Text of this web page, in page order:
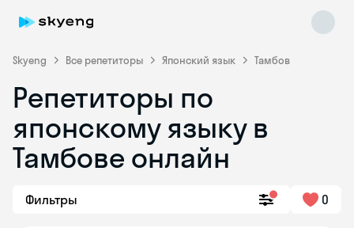
Skyeng Все репетиторы Японский язык Тамбов
Репетиторы по
японскому языку в
Тамбове онлайн
Фильтры 0
Skyeng Chat